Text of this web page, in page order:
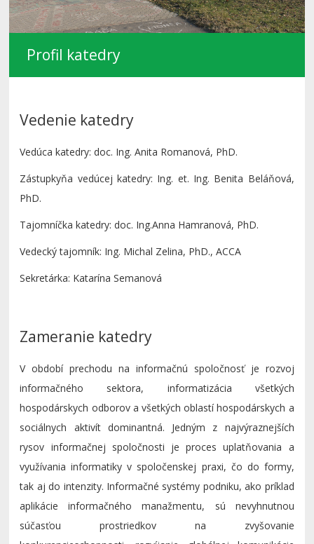
Profil katedry
Vedenie katedry
Vedúca katedry: doc. Ing. Anita Romanová, PhD.
Zástupkyňa vedúcej katedry: Ing. et. Ing. Benita Beláňová,
PhD.
Tajomníčka katedry: doc. Ing.Anna Hamranová, PhD.
Vedecký tajomník: Ing. Michal Zelina, PhD., ACCA
Sekretárka: Katarína Semanová
Zameranie katedry
V období prechodu na informačnú spoločnosť je rozvoj
informačného sektora, informatizácia všetkých
hospodárskych odborov a všetkých oblastí hospodárskych a
sociálnych aktivít dominantná. Jedným z najvýraznejších
rysov informačnej spoločnosti je proces uplatňovania a
využívania informatiky v spoločenskej praxi, čo do formy,
tak aj do intenzity. Informačné systémy podniku, ako príklad
aplikácie informačného manažmentu, sú nevyhnutnou
súčasťou prostriedkov na zvyšovanie